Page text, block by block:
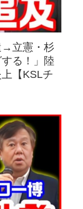
→立憲・杉
る！」陸
【KSLチ